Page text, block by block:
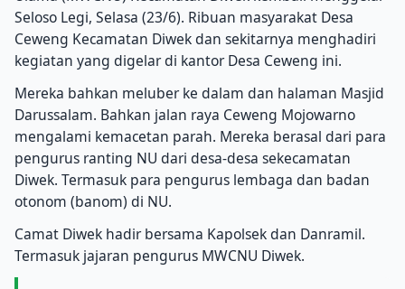
Seloso Legi, Selasa (23/6). Ribuan masyarakat Desa
Ceweng Kecamatan Diwek dan sekitarnya menghadiri
kegiatan yang digelar di kantor Desa Ceweng ini.
Mereka bahkan meluber ke dalam dan halaman Masjid
Darussalam. Bahkan jalan raya Ceweng Mojowarno
mengalami kemacetan parah. Mereka berasal dari para
pengurus ranting NU dari desa-desa sekecamatan
Diwek. Termasuk para pengurus lembaga dan badan
otonom (banom) di NU.
Camat Diwek hadir bersama Kapolsek dan Danramil.
Termasuk jajaran pengurus MWCNU Diwek.